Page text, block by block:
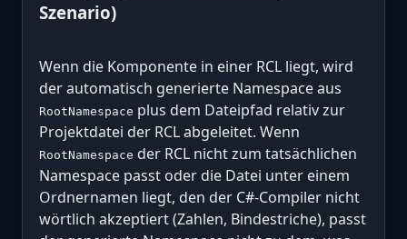
Szenario)
Wenn die Komponente in einer RCL liegt, wird
der automatisch generierte Namespace aus
RootNamespace plus dem Dateipfad relativ zur
Projektdatei der RCL abgeleitet. Wenn
RootNamespace der RCL nicht zum tatsächlichen
Namespace passt oder die Datei unter einem
Ordnernamen liegt, den der C#-Compiler nicht
wörtlich akzeptiert (Zahlen, Bindestriche), passt